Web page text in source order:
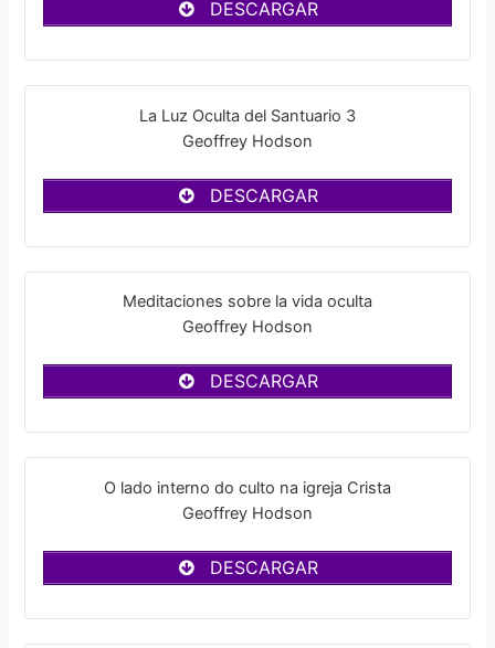
DESCARGAR
La Luz Oculta del Santuario 3
Geoffrey Hodson
DESCARGAR
Meditaciones sobre la vida oculta
Geoffrey Hodson
DESCARGAR
O lado interno do culto na igreja Crista
Geoffrey Hodson
DESCARGAR